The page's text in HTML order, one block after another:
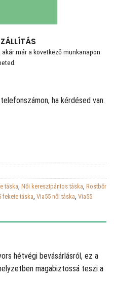
már a következő munkanapon
telefonszámon, ha kérdésed van.
táska, Női keresztpántos táska, Rostbőr
fekete táska, Via55 női táska, Via55
hétvégi bevásárlásról, ez a
magabiztossá teszi a